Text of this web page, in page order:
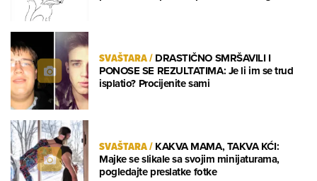
SVAŠTARA/DRASTIČNO SMRŠAVILI I
PONOSE SE REZULTATIMA: Je li im se trud
isplatio? Procijenite sami
SVAŠTARA/KAKVA MAMA, TAKVA KĆI:
Majke se slikale sa svojim minijaturama,
pogledajte preslatke fotke